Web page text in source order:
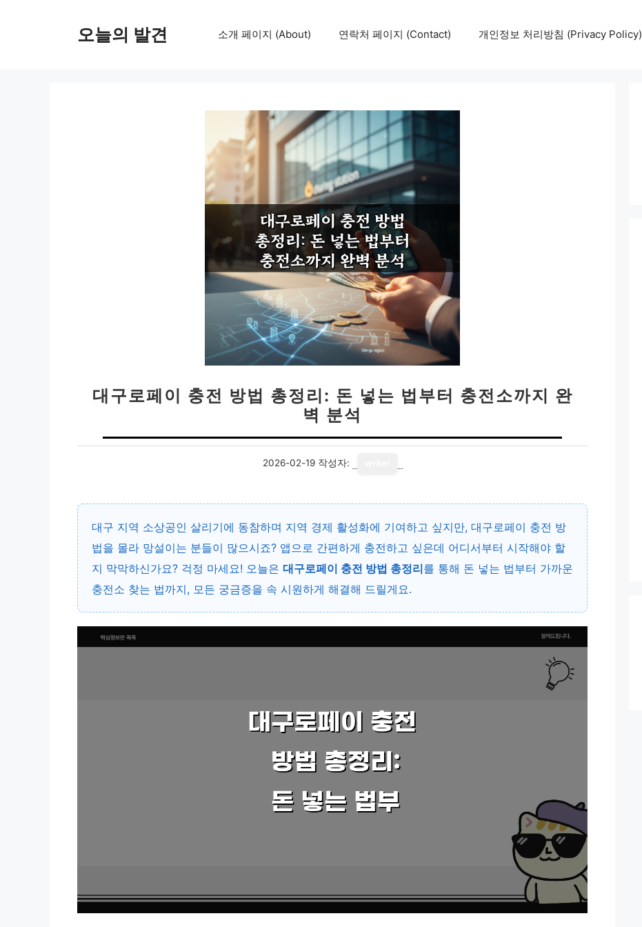
오늘의 발견 소개 페이지 (About) 연락처 페이지 (Contact) 개인정보 처리방침 (Privacy Policy)
대구로페이 충전 방법 총정리: 돈 넣는 법부터 충전소까지 완
벽 분석
2026-02-19 작성자:
대구 지역 소상공인 살리기에 동참하며 지역 경제 활성화에 기여하고 싶지만, 대구로페이 충전 방
법을 몰라 망설이는 분들이 많으시죠? 앱으로 간편하게 충전하고 싶은데 어디서부터 시작해야 할
지 막막하신가요? 걱정 마세요! 오늘은 대구로페이 충전 방법 총정리를 통해 돈 넣는 법부터 가까운
충전소 찾는 법까지, 모든 궁금증을 속 시원하게 해결해 드릴게요.